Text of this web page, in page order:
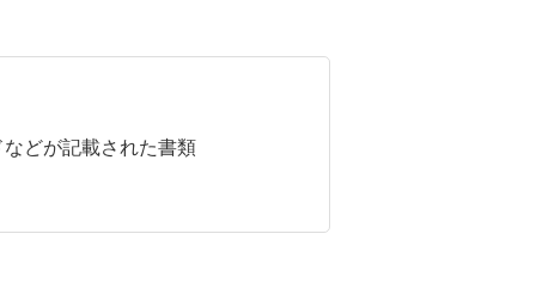
どが記載された書類